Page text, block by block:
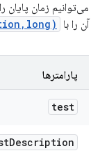
می‌توانیم زمان
آن را با
پارامترها
test
Description